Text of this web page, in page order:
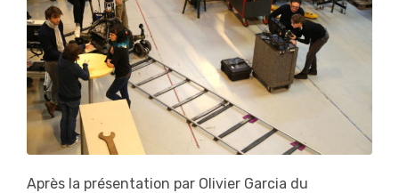
Après la présentation par Olivier Garcia du